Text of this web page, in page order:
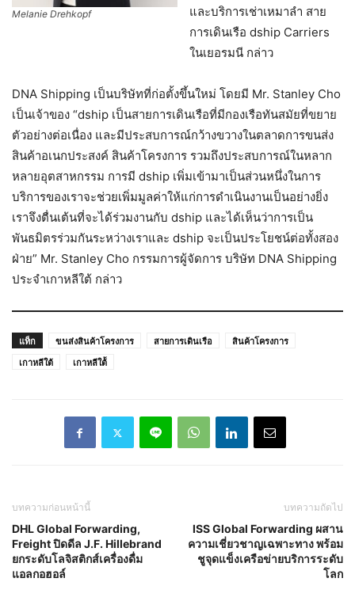
Melanie Drehkopf
และบริการเช่าเหมาลำ สาย
การเดินเรือ dship Carriers
ในเยอรมนี กล่าว
DNA Shipping เป็นบริษัทที่ก่อตั้งขึ้นใหม่ โดยมี Mr. Stanley Cho
เป็นเจ้าของ “dship เป็นสายการเดินเรือที่มีกองเรือทันสมัยที่ขยาย
ตัวอย่างต่อเนื่อง และมีประสบการณ์กว้างขวางในตลาดการขนส่ง
สินค้าอเนกประสงค์ สินค้าโครงการ รวมถึงประสบการณ์ในหลาก
หลายอุตสาหกรรม การมี dship เพิ่มเข้ามาเป็นส่วนหนึ่งในการ
บริการของเราจะช่วยเพิ่มมูลค่าให้แก่การดำเนินงานเป็นอย่างยิ่ง
เราจึงตื่นเต้นที่จะได้ร่วมงานกับ dship และได้เห็นว่าการเป็น
พันธมิตรร่วมกันระหว่างเราและ dship จะเป็นประโยชน์ต่อทั้งสอง
ฝ่าย” Mr. Stanley Cho กรรมการผู้จัดการ บริษัท DNA Shipping
ประจำเกาหลีใต้ กล่าว
แท็ก ขนส่งสินค้าโครงการ สายการเดินเรือ
สินค้าโครงการ
เกาหลีใต้
เกาหลีใต้้
บทความก่อนหน้านี้
DHL Global Forwarding,
Freight ปิดดีล J.F. Hillebrand
ยกระดับโลจิสติกส์เครื่องดื่ม
แอลกอฮอล์
บทความถัดไป
ISS Global Forwarding ผสาน
ความเชี่ยวชาญเฉพาะทาง พร้อม
ชูจุดแข็งเครือข่ายบริการระดับ
โลก